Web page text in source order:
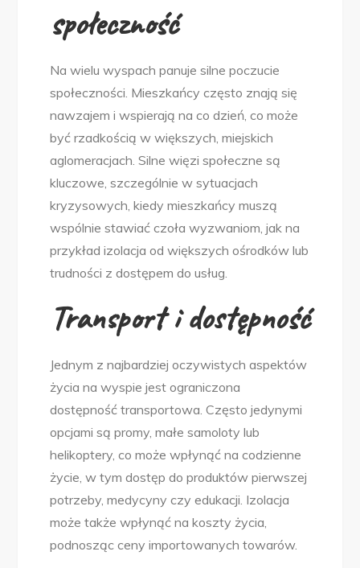
społeczność
Na wielu wyspach panuje silne poczucie
społeczności. Mieszkańcy często znają się
nawzajem i wspierają na co dzień, co może
być rzadkością w większych, miejskich
aglomeracjach. Silne więzi społeczne są
kluczowe, szczególnie w sytuacjach
kryzysowych, kiedy mieszkańcy muszą
wspólnie stawiać czoła wyzwaniom, jak na
przykład izolacja od większych ośrodków lub
trudności z dostępem do usług.
Transport i dostępność
Jednym z najbardziej oczywistych aspektów
życia na wyspie jest ograniczona
dostępność transportowa. Często jedynymi
opcjami są promy, małe samoloty lub
helikoptery, co może wpłynąć na codzienne
życie, w tym dostęp do produktów pierwszej
potrzeby, medycyny czy edukacji. Izolacja
może także wpłynąć na koszty życia,
podnosząc ceny importowanych towarów.